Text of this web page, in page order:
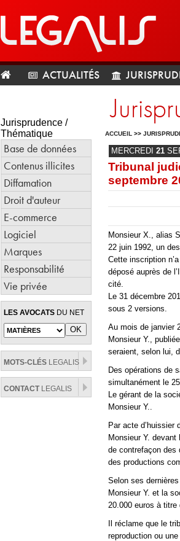
ACTUALITÉS
Jurisprudence /
Thématique
Base de données
Contenus illicites
Diffamation
Droit d'auteur
E-commerce
Logiciel
Marques
Responsabilité
Vie privée
LES AVOCATS DU NET
MOTS-CLÉS LEGALIS
CONTACTLEGALIS
ACCUEIL >>
MERCREDI 21
Tribunal
septembre
Monsieur X., alias
22 juin 1992, un
Cette inscription
déposé auprès de
cité.
Le 31 décembre
sous 2 versions.
Au mois de janvier
Monsieur Y.,
seraient, selon lui,
Des opérations de
simultanément le
Le gérant de la
Monsieur Y..
Par acte
Monsieur Y.
de contrefaçon des
des productions
Selon ses
Monsieur Y. et la
20.000 euros à titre
Il réclame que le
reproduction ou